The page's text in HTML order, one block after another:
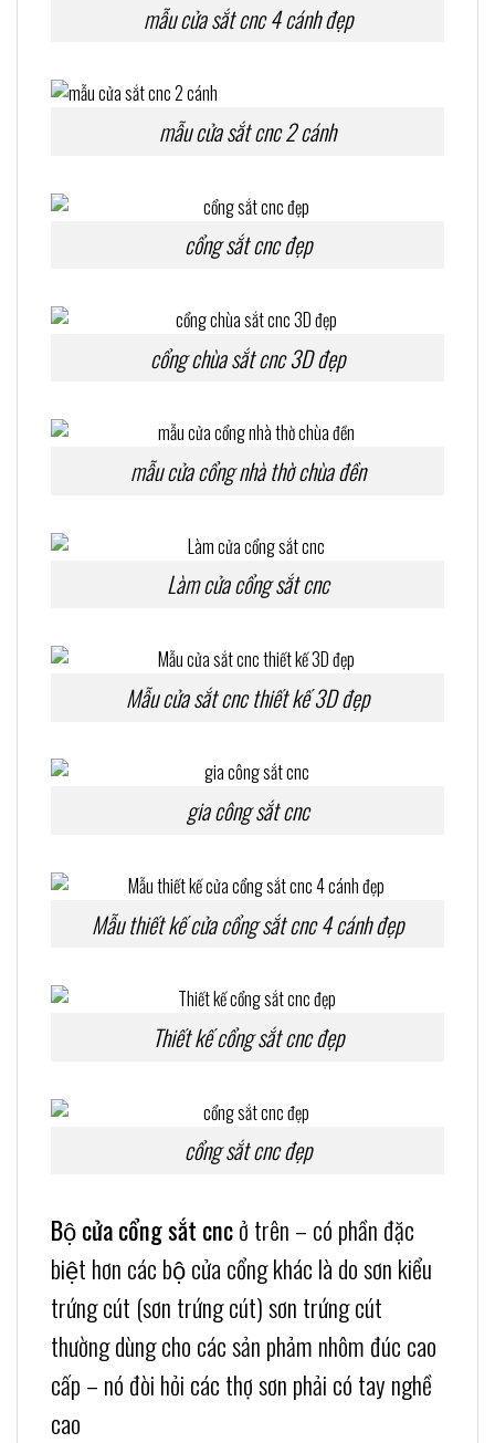
mẫu cửa sắt cnc 4 cánh đẹp
mẫu cửa sắt cnc 2 cánh
cổng sắt cnc đẹp
cổng chùa sắt cnc 3D đẹp
mẫu cửa cổng nhà thờ chùa đền
Làm cửa cổng sắt cnc
Mẫu cửa sắt cnc thiết kế 3D đẹp
gia công sắt cnc
Mẫu thiết kế cửa cổng sắt cnc 4 cánh đẹp
Thiết kế cổng sắt cnc đẹp
cổng sắt cnc đẹp
Bộ cửa cổng sắt cncở trên – có phần đặc
biệt hơn các bộ cửa cổng khác là do sơn kiểu
trứng cút (sơn trứng cút) sơn trứng cút
thường dùng cho các sản phảm nhôm đúc cao
cấp – nó đòi hỏi các thợ sơn phải có tay nghề
cao